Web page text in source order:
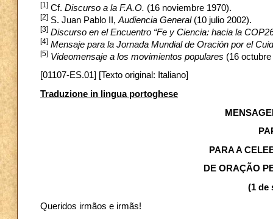
[1] Cf. Discurso a la F.A.O. (16 noviembre 1970).
[2] S. Juan Pablo II, Audiencia General(10 julio 2002).
[3] Discurso en el Encuentro “Fe y Ciencia: hacia la
[4] Mensaje para la Jornada Mundial de Oración por el
[5] Videomensaje a los movimientos populares (16
[01107-ES.01] [Texto original: Italiano]
Traduzione in lingua portoghese
PARA A
DE ORAÇÃO
(1 de
Queridos irmãos e irmãs!